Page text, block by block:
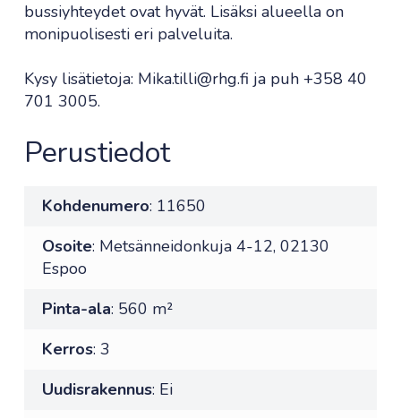
bussiyhteydet ovat hyvät. Lisäksi alueella on
monipuolisesti eri palveluita.
Kysy lisätietoja: Mika.tilli@rhg.fi ja puh +358 40
701 3005.
Perustiedot
Kohdenumero: 11650
Osoite: Metsänneidonkuja 4-12, 02130
Espoo
Pinta-ala: 560 m²
Kerros: 3
Uudisrakennus: Ei